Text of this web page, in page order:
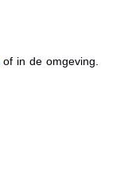
of in de omgeving.